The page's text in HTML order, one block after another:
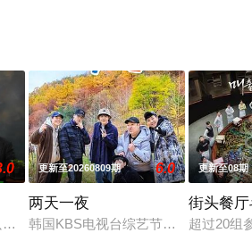
一个，完成山路上展开的任务，收集“
更新至20260809期 6.0
两天一夜
韩国KBS电视台综艺节目，也是该台
更新至08期
街头餐
超过20组